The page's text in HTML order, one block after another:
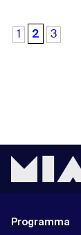
1 2 3
Programma